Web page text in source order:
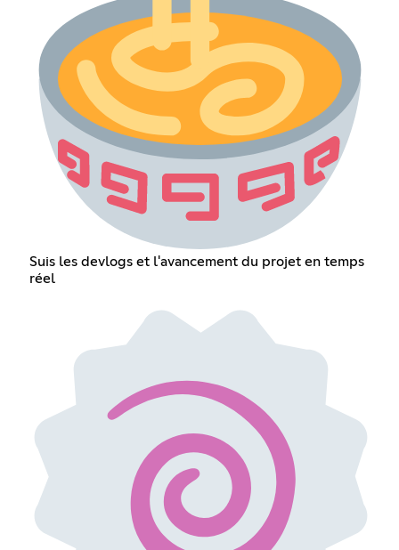
Suis les devlogs et l'avancement du projet en temps
réel